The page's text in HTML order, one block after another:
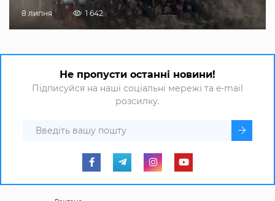
8 липня 1 642
Не пропусти останні новини!
Підписуйся на наші соціальні мережі та e-mail
розсилку.